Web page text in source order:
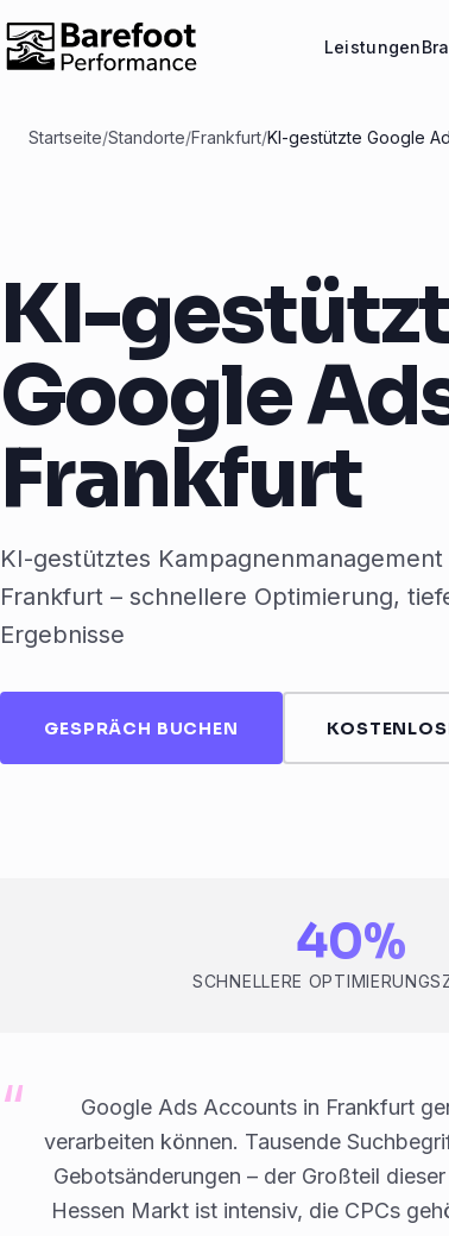
Leistungen
Startseite/Standorte/Frankfurt/KI-gestützte Google
KI-
Google
Frankfurt
KI-gestütztes
Frankfurt – schnellere Optimierung,
Ergebnisse
GESPRÄCH BUCHEN
40%
SCHNELLERE
Google Ads Accounts in Frankfurt
verarbeiten können. Tausende
Gebotsänderungen – der Großteil
Hessen Markt ist intensiv, die CPCs